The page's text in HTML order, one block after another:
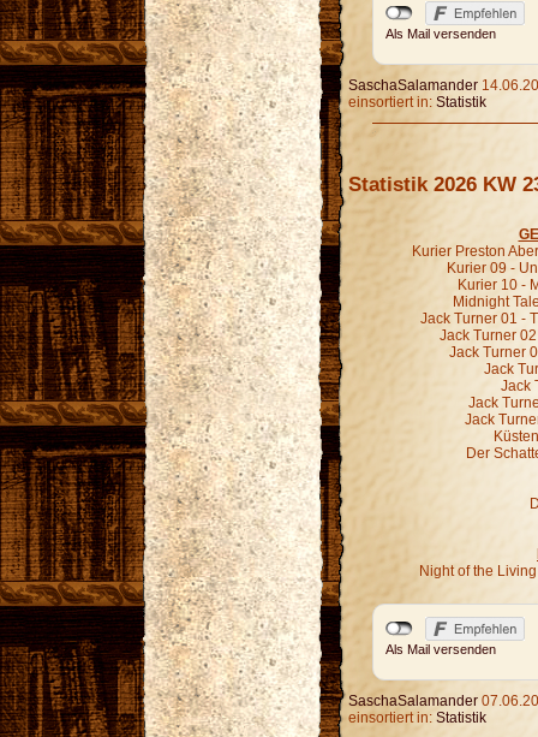
Als Mail versenden
SaschaSalamander
einsortiert in: Statistik
Statistik 2026 KW
Kurier Preston
Kurier 09 -
Kurier 10 -
Midnight
Jack Turner 01 -
Jack Turner
Jack Turner
Jack
Jack
Jack
Jack
Der
Night of the
Als Mail versenden
SaschaSalamander
einsortiert in: Statistik